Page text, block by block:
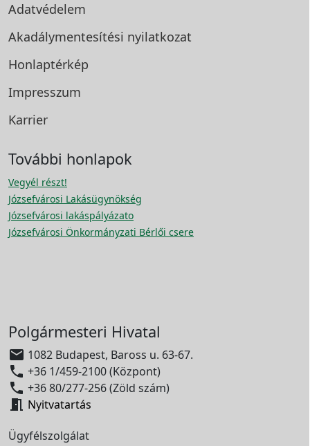
Adatvédelem
Akadálymentesítési nyilatkozat
Honlaptérkép
Impresszum
Karrier
További honlapok
Vegyél részt!
Józsefvárosi Lakásügynökség
Józsefvárosi lakáspályázato
Józsefvárosi Önkormányzati Bérlői csere
Polgármesteri Hivatal
 1082 Budapest, Baross u. 63-67.
 +36 1/459-2100 (Központ)
 +36 80/277-256 (Zöld szám)
 Nyitvatartás
Ügyfélszolgálat